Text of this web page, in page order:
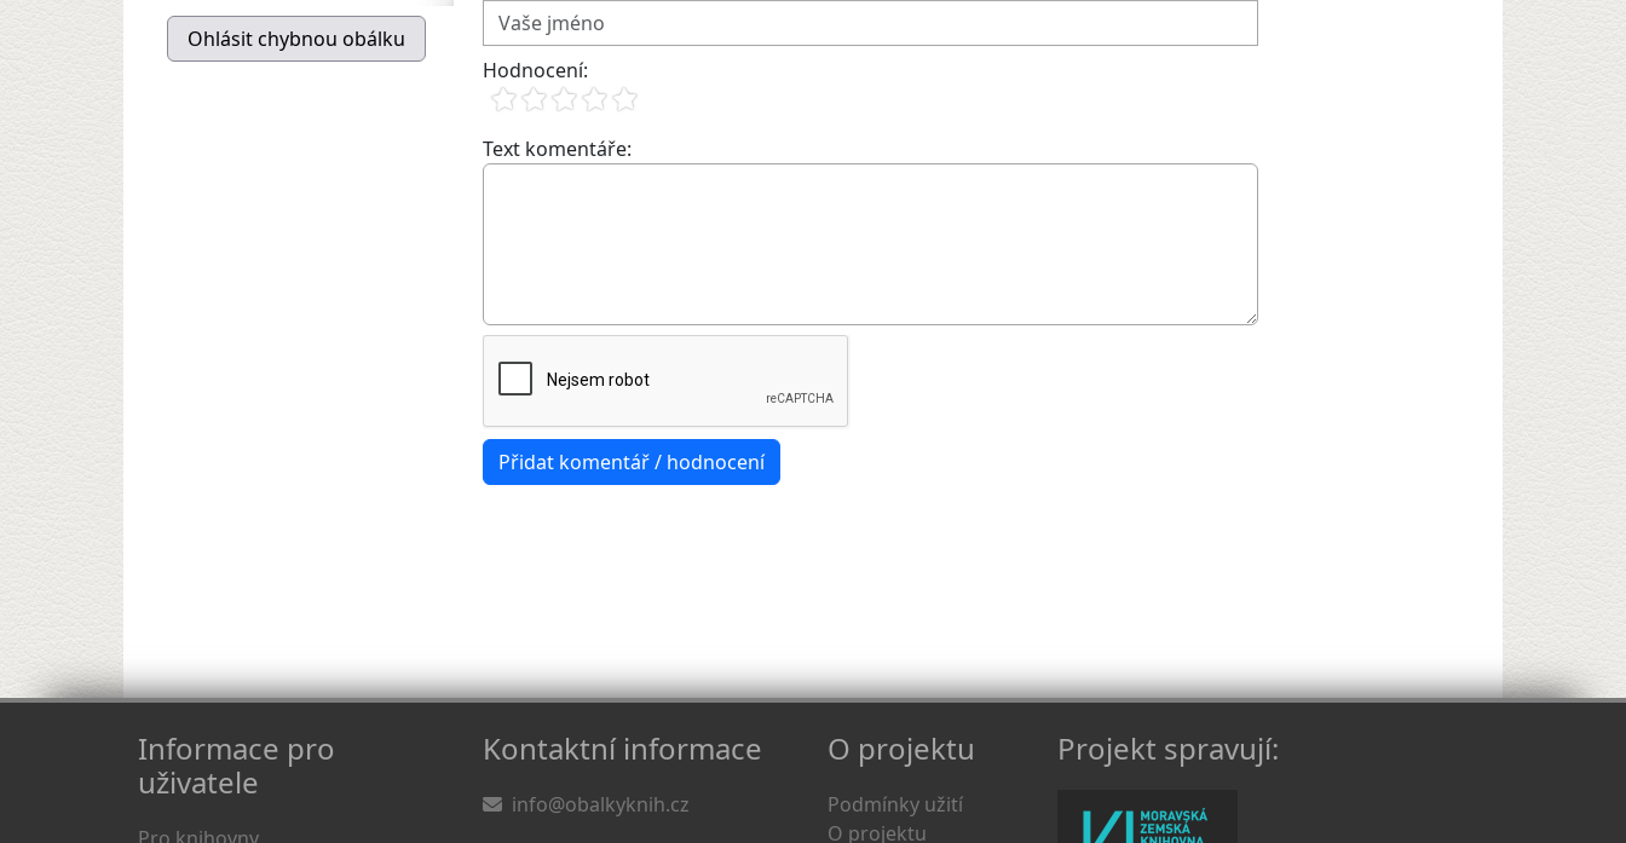
Hodnocení:
Text komentáře:
Informace pro
uživatele
Kontaktní informace
info@obalkyknih.cz
O projektu
Podmínky užití
O projektu
Projekt spravují: